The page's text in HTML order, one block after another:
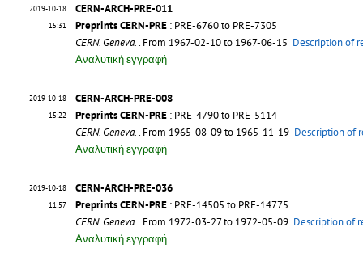
2019-10-18
15:31
CERN-ARCH-PRE-011
Preprints CERN-PRE : PRE-6760 to PRE-7305
CERN. Geneva.. From 1967-02-10 to 1967-06-15 Description of
Αναλυτική εγγραφή
2019-10-18
15:22
CERN-ARCH-PRE-008
Preprints CERN-PRE : PRE-4790 to PRE-5114
CERN. Geneva.. From 1965-08-09 to 1965-11-19 Description of
Αναλυτική εγγραφή
2019-10-18
11:57
CERN-ARCH-PRE-036
Preprints CERN-PRE : PRE-14505 to PRE-14775
CERN. Geneva.. From 1972-03-27 to 1972-05-09 Description of
Αναλυτική εγγραφή